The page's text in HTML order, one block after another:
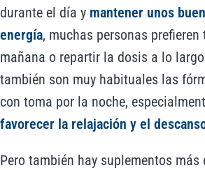
durante el día y mantener unos
energía, muchas personas
mañana o repartir la dosis a lo
también son muy habituales las
con toma por la noche,
favorecer la relajación y el
Pero también hay suplementos más